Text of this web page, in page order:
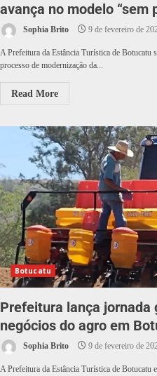
avança no modelo “sem
Sophia Brito 9 de fevereiro de
A Prefeitura da Estância Turística de Botucatu
processo de modernização da...
Read More
Botucatu
Prefeitura lança
negócios do agro em
Sophia Brito 9 de fevereiro de
A Prefeitura da Estância Turística de Botucatu